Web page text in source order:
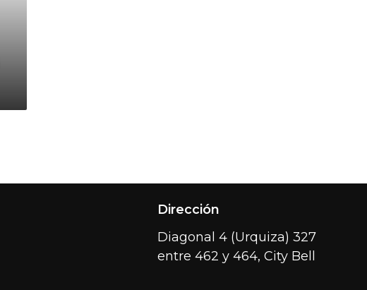
Dirección
Diagonal 4 (Urquiza) 327
entre 462 y 464, City Bell